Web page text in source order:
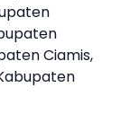
Ciamis,